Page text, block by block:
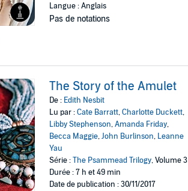
Langue : Anglais
Pas de notations
The Story of the Amulet
De : Edith Nesbit
Lu par :Cate Barratt,Charlotte Duckett,
Libby Stephenson,Amanda Friday,
Becca Maggie,John Burlinson, Leanne
Yau
Série :The Psammead Trilogy, Volume 3
Durée : 7 h et 49 min
Date de publication : 30/11/2017